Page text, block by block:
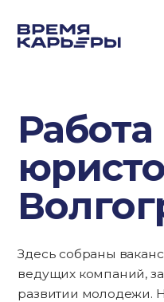
Работа
Здесь собраны
ведущих компаний,
развитии молодежи.